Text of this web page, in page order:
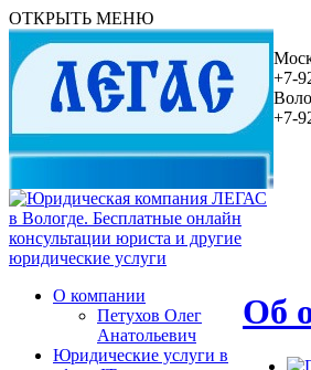
ОТКРЫТЬ МЕНЮ
+7-
+7-
О компании
Петухов Олег
Анатольевич
Юридические услуги в
Об